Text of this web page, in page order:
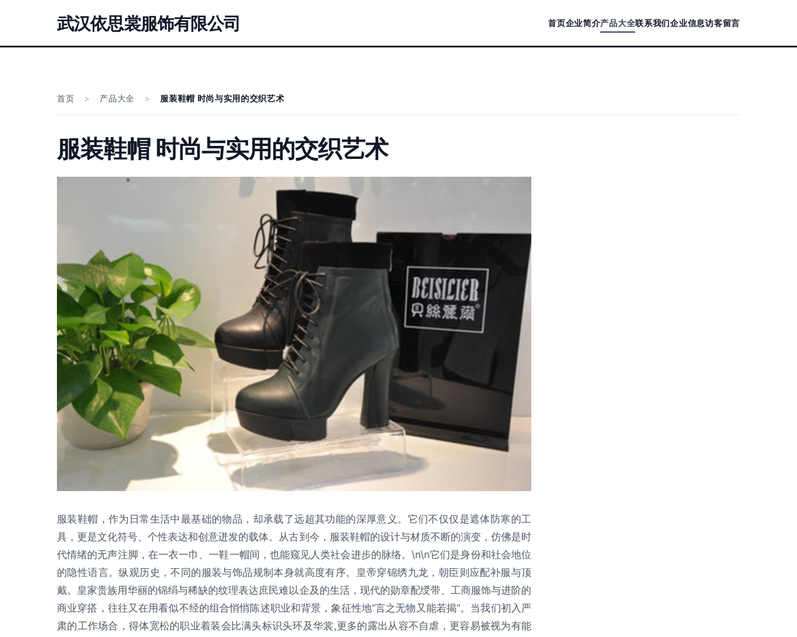
武汉依思裳服饰有限公司 首页企业简介产品大全联系我们企业信息访客留言
首页 > 产品大全 > 服装鞋帽 时尚与实用的交织艺术
服装鞋帽 时尚与实用的交织艺术
服装鞋帽，作为日常生活中最基础的物品，却承载了远超其功能的深厚意义。它们不仅仅是遮体防寒的工
具，更是文化符号、个性表达和创意迸发的载体。从古到今，服装鞋帽的设计与材质不断的演变，仿佛是时
代情绪的无声注脚，在一衣一巾、一鞋一帽间，也能窥见人类社会进步的脉络。\n\n它们是身份和社会地位
的隐性语言。纵观历史，不同的服装与饰品规制本身就高度有序。皇帝穿锦绣九龙，朝臣则应配补服与顶
戴。皇家贵族用华丽的锦绢与稀缺的纹理表达庶民难以企及的生活，现代的勋章配绶带、工商服饰与进阶的
商业穿搭，往往又在用看似不经的组合悄悄陈述职业和背景，象征性地“言之无物又能若揭”。当我们初入严
肃的工作场合，得体宽松的职业着装会比满头标识头环及华裳,更多的露出从容不自虐，更容易被视为有能